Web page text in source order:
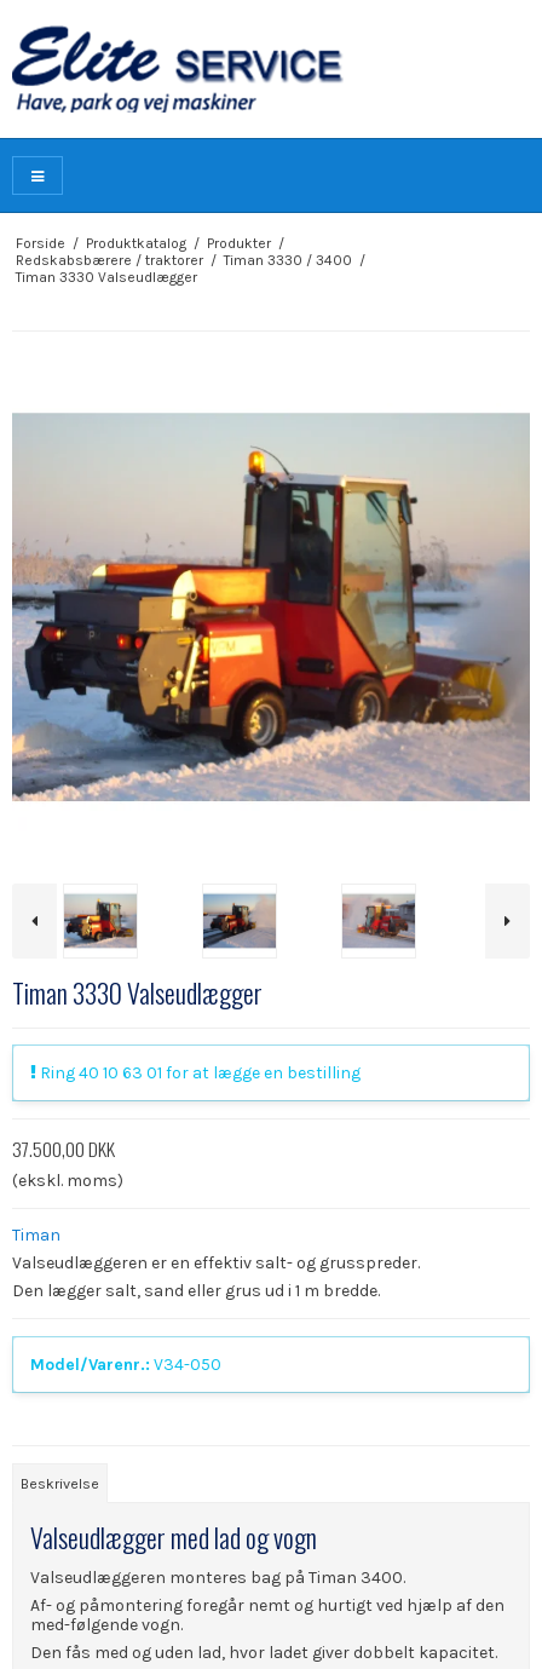
Forside / Produktkatalog / Produkter /
Redskabsbærere / traktorer / Timan 3330 / 3400 /
Timan 3330 Valseudlægger
Timan 3330 Valseudlægger
Ring 40 10 63 01 for at lægge en bestilling
37.500,00 DKK
(ekskl. moms)
Timan
Valseudlæggeren er en effektiv salt- og grusspreder.
Den lægger salt, sand eller grus ud i 1 m bredde.
Model/Varenr.: V34-050
Beskrivelse
Valseudlægger med lad og vogn
Valseudlæggeren monteres bag på Timan 3400.
Af- og påmontering foregår nemt og hurtigt ved hjælp af den
med-følgende vogn.
Den fås med og uden lad, hvor ladet giver dobbelt kapacitet.